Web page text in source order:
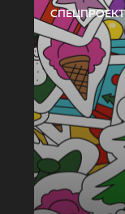
СПЕЦПРОЕКТ